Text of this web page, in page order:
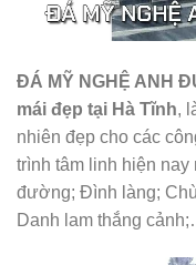
ĐÁ MỸ NGHỆ ANH
mái đẹp tại Hà Tĩnh,
nhiên đẹp cho các
trình tâm linh hiện
đường; Đình làng;
Danh lam thắng